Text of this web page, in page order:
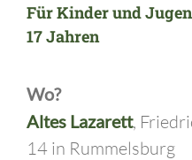
Für Kinder und
17 Jahren
Wo?
Altes Lazarett,
14 in Rummelsburg